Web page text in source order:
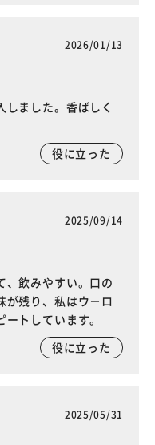
2026/01/13
ました。香ばしく
役に立った
2025/09/14
、飲みやすい。口の
が残り、私はウ－ロ
トしています。
役に立った
2025/05/31